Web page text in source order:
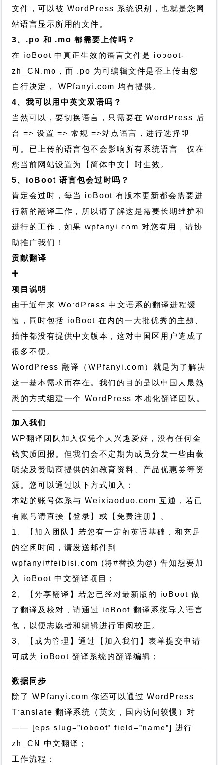
文件，可以被 WordPress 系统识别，也就是您网
站语言显示所用的文件。
3、.po 和 .mo 都需要上传吗？
在 ioBoot 中真正生效的语言文件是 ioboot-
zh_CN.mo，而 .po 为可编辑文件是否上传由您
自行决定， WPfanyi.com 均有提供。
4、我可以用中英文双语吗？
当然可以，要切换语言，只需要在 WordPress 后
台 => 设置 => 常规 =>站点语言，进行选择即
可。已上传的语言包不会影响所有系统语言，仅在
您当前网站设置为【简体中文】时生效。
5、ioBoot 语言包会过时吗？
肯定会过时，每当 ioBoot 有版本更新都会需要进
行新的翻译工作，所以请了解这是需要长期维护和
进行的工作，如果 wpfanyi.com 对您有用，请协
助推广我们！
贡献翻译
项目说明
由于近年来 WordPress 中文语系的翻译进程缓
慢，同时包括 ioBoot 在内的一大批优秀的主题、
插件都没有提供中文版本，这对中国区用户造成了
很多不便。
WordPress 翻译（WPfanyi.com） 就是为了解决
这一基本需求而存在。我们的目的是以中国人最熟
悉的方式组建一个 WordPress 本地化翻译团队。
加入我们
WP翻译团队加入仅凭个人兴趣爱好，没有任何金
钱实质回报。但我们会不定期为成员分发一些由薇
晓朵及赞助商提供的如教育资料、产品优惠券等资
源。您可以通过以下方式加入：
本站的账号体系与Weixiaoduo.com 互通，若已
有账号请直接【登录】或【免费注册】。
1、【加入团队】若您有一定的英语基础，和充足
的空闲时间，请发送邮件到
wpfanyi#feibisi.com (将#替换为@) 告知想要加
入 ioBoot 中文翻译项目；
2、【分享翻译】若您已经对最新版的 ioBoot 做
了翻译及校对，请通过 ioBoot 翻译系统导入语言
包，以便志愿者和编辑进行审阅校正。
3、【成为管理】通过【加入我们】表单提交申请
可成为 ioBoot 翻译系统的翻译编辑；
数据同步
除了 WPfanyi.com 你还可以通过WordPress
Translate 翻译系统（英文，国内访问较慢）对
—— [eps slug=”ioboot” field=”name”]进行
zh_CN
中文翻译；
工作流程：